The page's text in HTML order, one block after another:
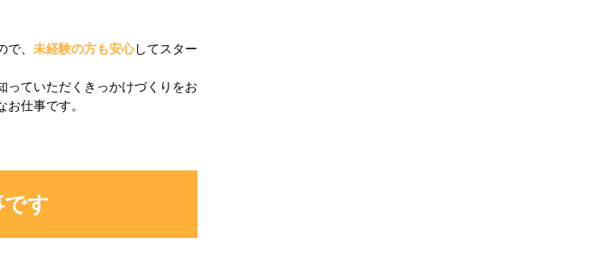
、 未経験の方も安心してスター
っていただくきっかけづくりをお
仕事です。
す